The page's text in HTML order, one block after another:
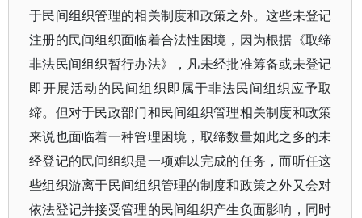
于民间组织管理的相关制度和政策之外。这些未登记
注册的民间组织面临着合法性困境，因为根据《取缔
非法民间组织暂行办法》，凡未经批准筹备或未登记
即开展活动的民间组织即属于非法民间组织应予取
缔。但对于民政部门和民间组织管理相关制度和政策
来说也面临着一种管理困境，取缔数量如此之多的未
经登记的民间组织是一项难以完成的任务，而听任这
些组织游离于民间组织管理的制度和政策之外又会对
依法登记并接受管理的民间组织产生负面影响，同时